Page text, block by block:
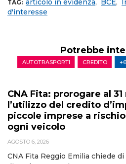
TAG: articolo in evidenza, BCE,
d'interesse
Potrebbe
AUTOTRASPORTI CREDITO +6
CNA Fita: prorogare al
l’utilizzo del credito
piccole imprese a
ogni veicolo
AGOSTO 6, 2026
CNA Fita Reggio Emilia chiede di